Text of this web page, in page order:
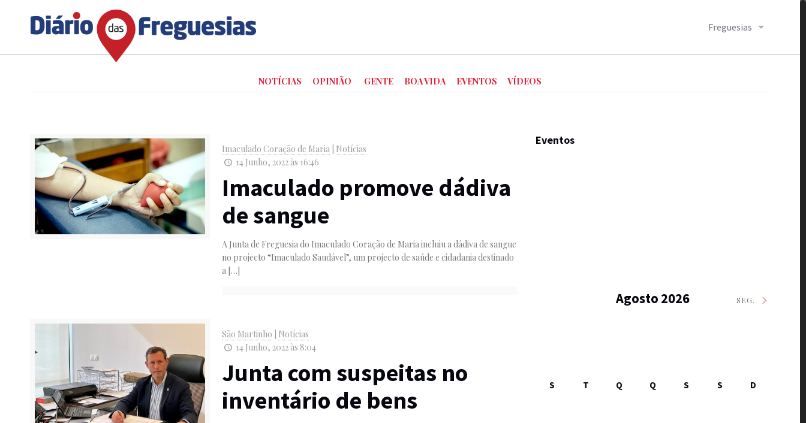
Freguesias
NOTÍCIAS OPINIÃO GENTE BOA VIDA EVENTOS VÍDEOS
Imaculado Coração de Maria Notícias
14 Junho, 2022 às 16:46
Imaculado promove dádiva
de sangue
A Junta de Freguesia do Imaculado Coração de Maria incluiu a dádiva de sangue
no projecto “Imaculado Saudável”, um projecto de saúde e cidadania destinado
a […]
São Martinho
Notícias
14 Junho, 2022 às 8:04
Junta com suspeitas no
inventário de bens
Eventos
Agosto 2026 SEG.
S T Q Q S S D